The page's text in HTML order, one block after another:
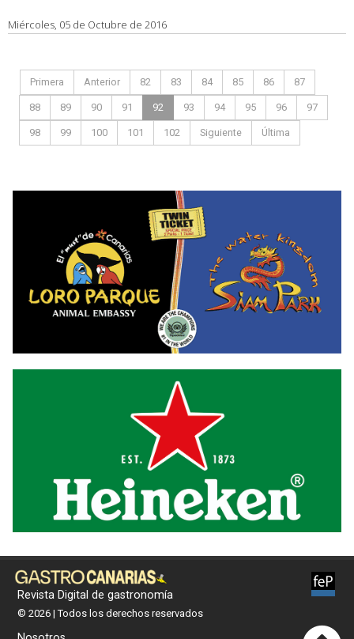
Miércoles, 05 de Octubre de 2016
Primera Anterior 82 83 84 85 86 87
88 89 90 91 92 93 94 95 96 97
98 99 100 101 102 Siguiente Última
Revista Digital de gastronomía
© 2026 | Todos los derechos reservados